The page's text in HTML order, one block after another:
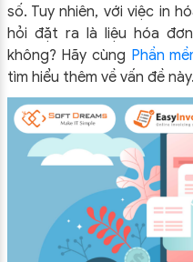
số. Tuy nhiên, với việc in
hỏi đặt ra là liệu hóa
không? Hãy cùng Phần
tìm hiểu thêm về vấn đề này.